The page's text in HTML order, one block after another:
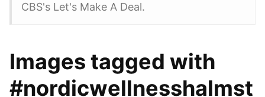
CBS's Let's Make A Deal.
Images tagged with
#nordicwellnesshalmst